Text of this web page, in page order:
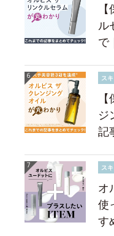
ル
で
ス
ジ
記
ス
オ
使
す